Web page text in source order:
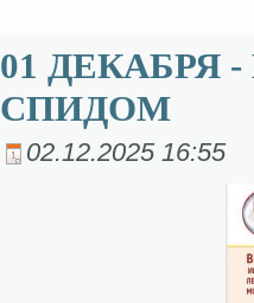
01
СПИДОМ
02.12.2025 16:55